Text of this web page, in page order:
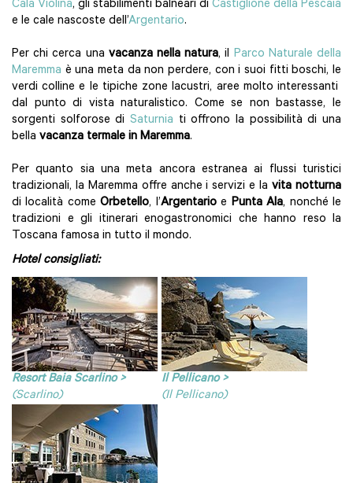
Cala Violina, gli stabilimenti balneari di Castiglione della Pescaia
e le cale nascoste dell’Argentario.
Per chi cerca una vacanza nella natura, il Parco Naturale della
Maremma è una meta da non perdere, con i suoi fitti boschi, le
verdi colline e le tipiche zone lacustri, aree molto interessanti
dal punto di vista naturalistico. Come se non bastasse, le
sorgenti solforose di Saturnia ti offrono la possibilità di una
bella vacanza termale in Maremma.
Per quanto sia una meta ancora estranea ai flussi turistici
tradizionali, la Maremma offre anche i servizi e lavita notturna
di località comeOrbetello, l’Argentarioe Punta Ala, nonché le
tradizioni e gli itinerari enogastronomici che hanno reso la
Toscana famosa in tutto il mondo.
Hotel consigliati:
Resort Baia Scarlino >
(Scarlino)
Il Pellicano >
(Il Pellicano)